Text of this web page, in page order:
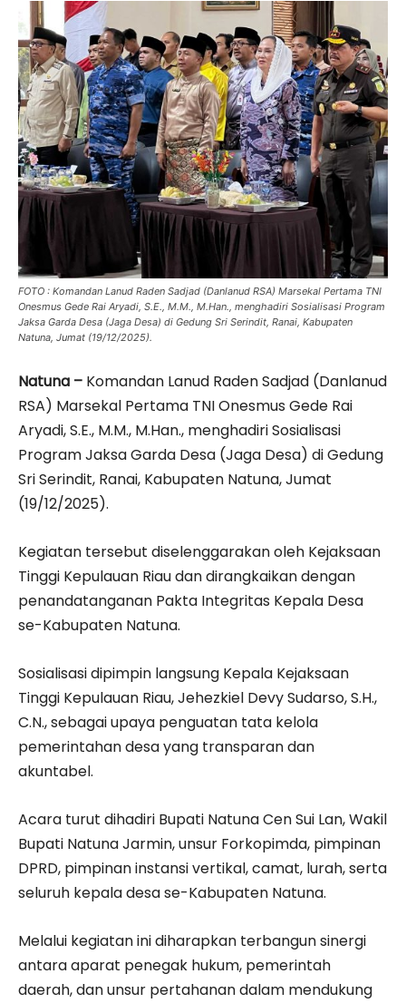
FOTO : Komandan Lanud Raden Sadjad (Danlanud RSA) Marsekal Pertama TNI
Onesmus Gede Rai Aryadi, S.E., M.M., M.Han., menghadiri Sosialisasi Program
Jaksa Garda Desa (Jaga Desa) di Gedung Sri Serindit, Ranai, Kabupaten
Natuna, Jumat (19/12/2025).
Natuna – Komandan Lanud Raden Sadjad (Danlanud
RSA) Marsekal Pertama TNI Onesmus Gede Rai
Aryadi, S.E., M.M., M.Han., menghadiri Sosialisasi
Program Jaksa Garda Desa (Jaga Desa) di Gedung
Sri Serindit, Ranai, Kabupaten Natuna, Jumat
(19/12/2025).
Kegiatan tersebut diselenggarakan oleh Kejaksaan
Tinggi Kepulauan Riau dan dirangkaikan dengan
penandatanganan Pakta Integritas Kepala Desa
se-Kabupaten Natuna.
Sosialisasi dipimpin langsung Kepala Kejaksaan
Tinggi Kepulauan Riau, Jehezkiel Devy Sudarso, S.H.,
C.N., sebagai upaya penguatan tata kelola
pemerintahan desa yang transparan dan
akuntabel.
Acara turut dihadiri Bupati Natuna Cen Sui Lan, Wakil
Bupati Natuna Jarmin, unsur Forkopimda, pimpinan
DPRD, pimpinan instansi vertikal, camat, lurah, serta
seluruh kepala desa se-Kabupaten Natuna.
Melalui kegiatan ini diharapkan terbangun sinergi
antara aparat penegak hukum, pemerintah
daerah, dan unsur pertahanan dalam mendukung